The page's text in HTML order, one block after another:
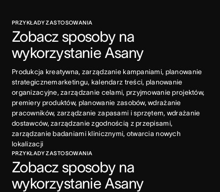
PRZYKŁADY ZASTOSOWANIA
Zobacz sposoby na
wykorzystanie Asany
Produkcja kreatywna, zarządzanie kampaniami, planowanie
strategicznemarketingu, kalendarz treści, planowanie
organizacyjne, zarządzanie celami, przyjmowanie projektów,
premiery produktów, planowanie zasobów, wdrażanie
pracowników, zarządzanie zapasami i sprzętem, wdrażanie
dostawców, zarządzanie zgodnością z przepisami,
zarządzanie badaniami klinicznymi, otwarcia nowych
lokalizacji
PRZYKŁADY ZASTOSOWANIA
Zobacz sposoby na
wykorzystanie Asany